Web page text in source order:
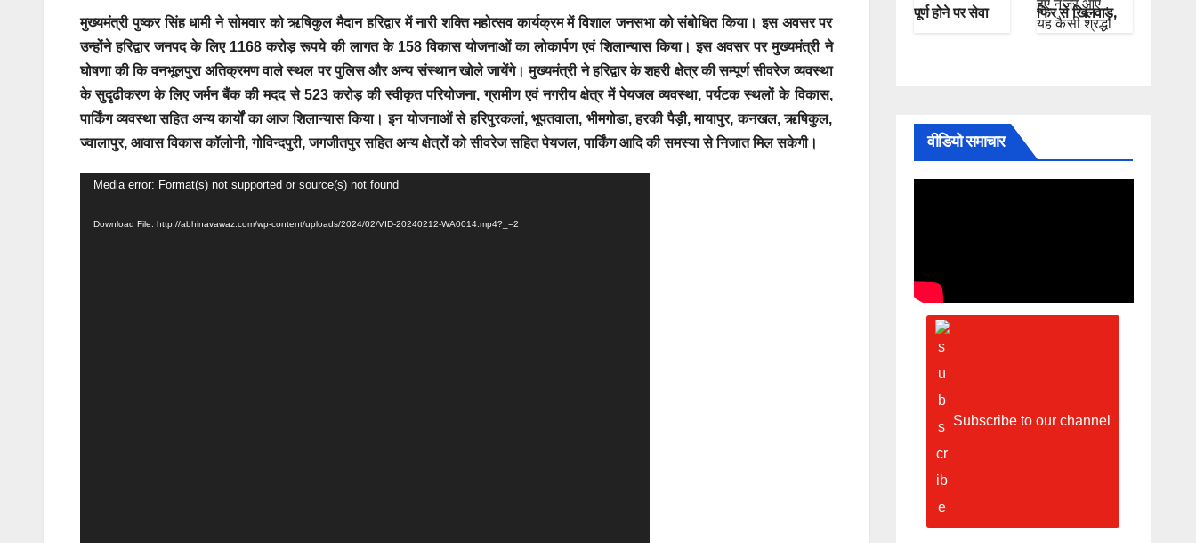
मुख्यमंत्री पुष्कर सिंह धामी ने सोमवार को ऋषिकुल मैदान हरिद्वार में नारी शक्ति महोत्सव कार्यक्रम में विशाल जनसभा को संबोधित किया। इस अवसर पर
उन्होंने हरिद्वार जनपद के लिए 1168 करोड़ रूपये की लागत के 158 विकास योजनाओं का लोकार्पण एवं शिलान्यास किया। इस अवसर पर मुख्यमंत्री ने
घोषणा की कि वनभूलपुरा अतिक्रमण वाले स्थल पर पुलिस और अन्य संस्थान खोले जायेंगे। मुख्यमंत्री ने हरिद्वार के शहरी क्षेत्र की सम्पूर्ण सीवरेज व्यवस्था
के सुदृढीकरण के लिए जर्मन बैंक की मदद से 523 करोड़ की स्वीकृत परियोजना, ग्रामीण एवं नगरीय क्षेत्र में पेयजल व्यवस्था, पर्यटक स्थलों के विकास,
पार्किंग व्यवस्था सहित अन्य कार्यों का आज शिलान्यास किया। इन योजनाओं से हरिपुरकलां, भूपतवाला, भीमगोडा, हरकी पैड़ी, मायापुर, कनखल, ऋषिकुल,
ज्वालापुर, आवास विकास कॉलोनी, गोविन्दपुरी, जगजीतपुर सहित अन्य क्षेत्रों को सीवरेज सहित पेयजल, पार्किंग आदि की समस्या से निजात मिल सकेगी।
Video
Media error: Format(s) not supported or source(s) not found
Download File: http://abhinavawaz.com/wp-content/uploads/2024/02/VID-20240212-WA0014.mp4?_=2
पूर्ण होने पर सेवा
फिर से खिलवाड़,
शराब पीकर और
वीडियो समाचार
Subscribe to our channel